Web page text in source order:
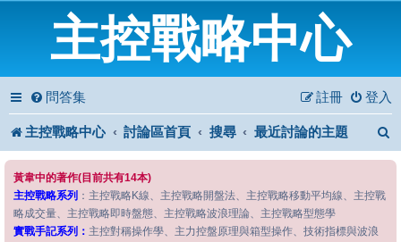
主控戰略中心
問答集 登入
註冊
主控戰略中心 討論區首頁 搜尋 最近討論的主題
黃韋中的著作(目前共有14本)
主控戰略系列 ：主控戰略K線、主控戰略開盤法、主控戰略移動平均線、主控戰
略成交量、主控戰略即時盤態、主控戰略波浪理論、主控戰略型態學
實戰手記系列： 主控對稱操作學、主力控盤原理與箱型操作、技術指標與波浪